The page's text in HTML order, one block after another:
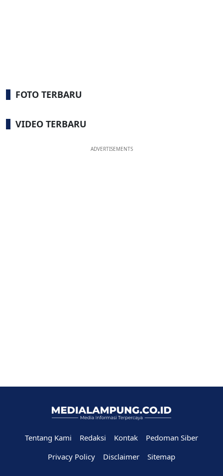
FOTO TERBARU
VIDEO TERBARU
ADVERTISEMENTS
Tentang Kami Redaksi Kontak
Pedoman Siber
Privacy Policy
Disclaimer Sitemap